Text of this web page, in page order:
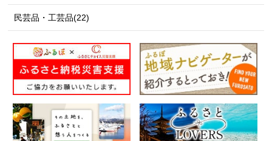
民芸品・工芸品(22)